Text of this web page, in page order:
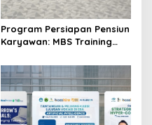
Program Persiapan Pensiun
Karyawan: MBS Training
Group Lewat Program
Pensiun Sehat Sejahtera